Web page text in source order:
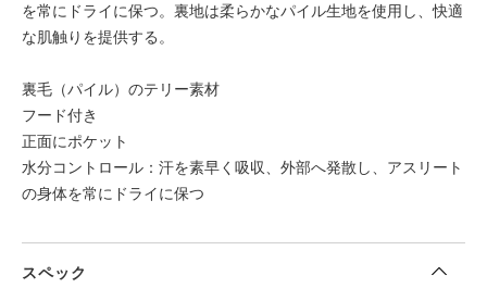
を常にドライに保つ。裏地は柔らかなパイル生地を使用し、快適
な肌触りを提供する。
裏毛（パイル）のテリー素材
フード付き
正面にポケット
水分コントロール：汗を素早く吸収、外部へ発散し、アスリート
の身体を常にドライに保つ
スペック